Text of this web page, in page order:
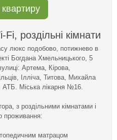
роздільні кімнати
люкс подобово, потижнево в
Богдана Хмельницького, 5
Артема, Кірова,
Ілліча, Титова, Михайла
АТБ. Міська лікарня №16.
з роздільними кімнатами і
проживання:
матрацом